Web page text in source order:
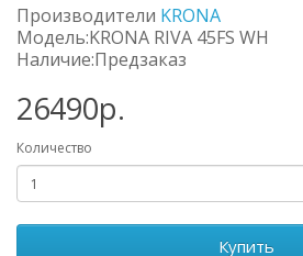
Производители KRONA
Модель:KRONA RIVA 45FS WH
Наличие:Предзаказ
26490р.
Количество
Купить